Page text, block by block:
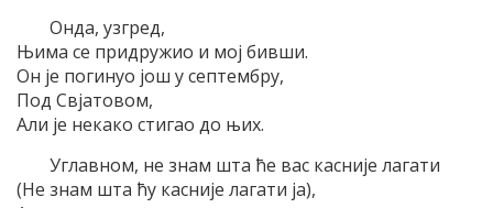
Онда, узгред,
Њима се придружио и мој бивши.
Он је погинуо још у септембру,
Под Свјатовом,
Али је некако стигао до њих.
Углавном, не знам шта ће вас касније лагати
(Не знам шта ћу касније лагати ја),